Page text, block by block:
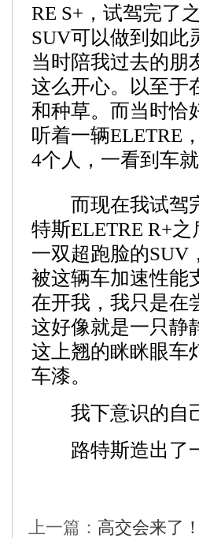
RE S+，试驾完了
SUV可以做到如此
当时陪我过去的朋
这么开心。以至于
和种草。而当时恰
听着一辆ELETRE
4个人，一看到车
而现在我试驾完
特斯ELETRE R+
一双超跑脸的SUV
被这辆车加速性能
在开我，我只是在
这好像就是一只静
这上翘的眯眯眼车
车漆。
我下意识的自己
路特斯造出了
上一篇： 高交会来了